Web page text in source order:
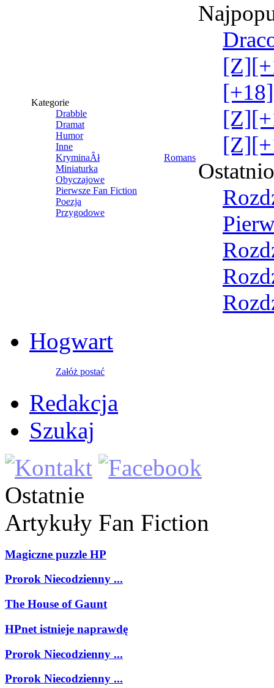
Kategorie
Drabble
Dramat
Humor
Inne
KryminaÂł
Miniaturka
Obyczajowe
Pierwsze Fan Fiction
Poezja
Przygodowe
Romans
Hogwart
Załóż postać
Redakcja
Szukaj
Ostatnie
Artykuły Fan Fiction
Magiczne puzzle HP
Prorok Niecodzienny ...
The House of Gaunt
HPnet istnieje naprawdę
Prorok Niecodzienny ...
Prorok Niecodzienny ...